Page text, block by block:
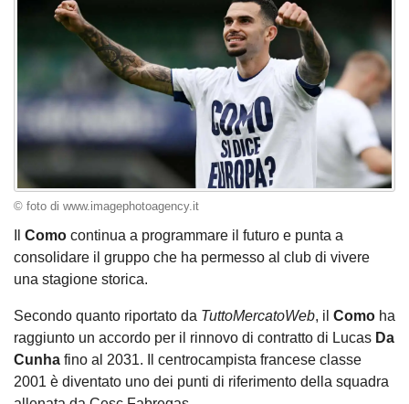
© foto di www.imagephotoagency.it
Como continua a programmare il futuro e punta a
consolidare il gruppo che ha permesso al club di vivere
una stagione storica.
Secondo quanto riportato da TuttoMercatoWeb, il Como ha
raggiunto un accordo per il rinnovo di contratto di Lucas Da
Cunha fino al 2031. Il centrocampista francese classe
2001 è diventato uno dei punti di riferimento della squadra